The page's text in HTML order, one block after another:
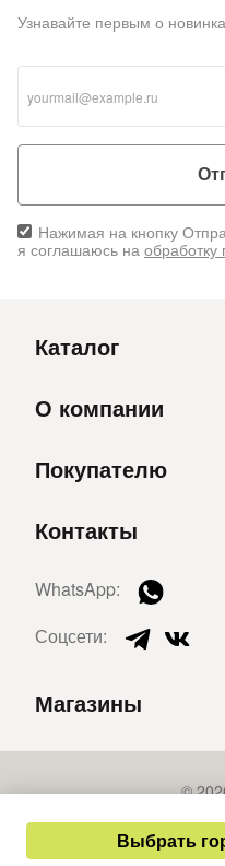
Выбрать
Узнавайте первым о
Нажимая на кнопку
я соглашаюсь на
Каталог
О компании
Покупателю
Контакты
WhatsApp:
Соцсети:
Магазины
©
Политика